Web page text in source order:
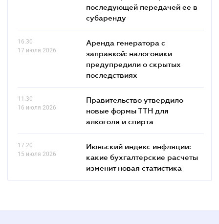
последующей передачей ее в
субаренду
16.30
17 июля 2026
Аренда генератора с
заправкой: налоговики
предупредили о скрытых
последствиях
11.30
16 июля 2026
Правительство утвердило
новые формы ТТН для
алкоголя и спирта
17.20
15 июля 2026
Июньский индекс инфляции:
какие бухгалтерские расчеты
изменит новая статистика